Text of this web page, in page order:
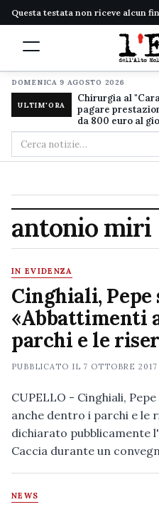
Questa testata non riceve alcun
DOMENICA 9 AGOSTO 2026
ULTIM'ORA
Chirurgia al
pagare
da 800 euro al
Cerca
nel
antonio miri
IN EVIDENZA
Cinghiali, Pepe
«Abbattimenti
parchi e le
PUBBLICATO IL 7 OTTOBRE 2017
CUPELLO - Cinghiali,
anche dentro i parchi e le
dichiarato pubblicamente
Caccia durante un
NEWS